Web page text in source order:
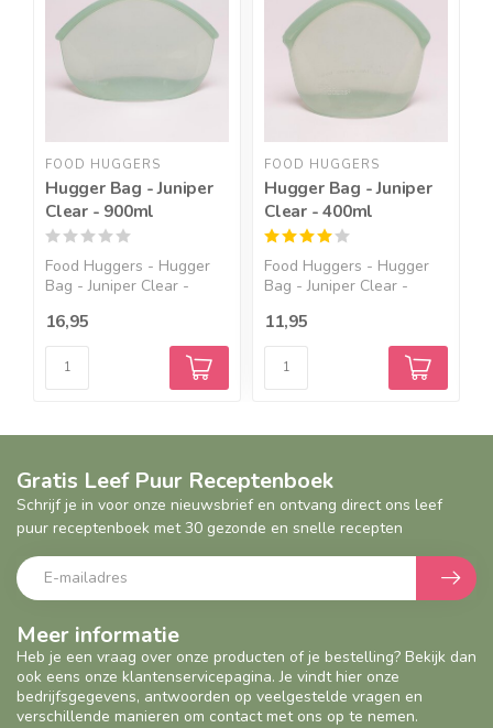
FOOD HUGGERS
Hugger Bag - Juniper
Clear - 900ml
Food Huggers - Hugger
Bag - Juniper Clear -
16,95
FOOD HUGGERS
Hugger Bag - Juniper
Clear - 400ml
Food Huggers - Hugger
Bag - Juniper Clear -
11,95
Meer informatie
Heb je een vraag over onze producten of je bestelling? Bekijk dan
ook eens onze klantenservicepagina. Je vindt hier onze
bedrijfsgegevens, antwoorden op veelgestelde vragen en
verschillende manieren om contact met ons op te nemen.
Gratis Leef Puur Receptenboek
Schrijf je in voor onze nieuwsbrief en ontvang direct ons leef
puur receptenboek met 30 gezonde en snelle recepten